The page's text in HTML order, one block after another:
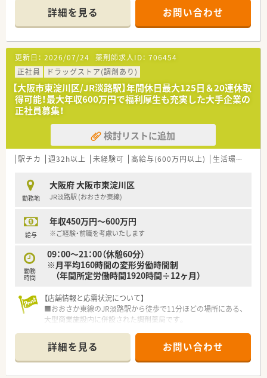
受けており、地域住民の健康を支える役割を担っています。
■同じ組織内の管理栄養士や看護師と連携しており、多職種との
交流を通じて幅広い知見を得られる魅力的な環境です。
【募集背景と求める人物像について】
■さらなるサービス向上を目指した増員募集であり、将来的に管
理薬剤師として活躍したい意欲的な方を急募しています。
■経験者はもちろん、チャレンジ精神が豊富な方や、チーム医療
の一員として周囲と協力して動ける方を求めています。
■患者様に寄り添う姿勢を大切にでき、新しい設備や多角的な事
業展開に興味を持って取り組める方を歓迎いたします。
【法人特徴について】
■大阪を中心に11店舗を展開し、訪問看護や卸業など8つの事業
を柱に持つ経営基盤が極めて安定している企業です。
による業務効率化と安全性の向上を追求しています。
■海外事業としてタイやマレーシアにも薬局を展開するなど、国
内に留まらないグローバルな視野を持つ法人組織です。
【求人情報について】
■想定年収は480万円から600万円の間で、これまでのご経験や
■管理薬剤師候補であれば550万円から650万円の提示も可能
で、40代までの方であれば年収交渉も行えます。
■週32時間勤務の準社員制度も導入されており、ライフスタイ
詳細を見る お問い合わせ
更新日： 2026/07/24 薬剤師求人ID： 706454
正社員
ドラッグストア(調剤あり)
【大阪市東淀川区/JR淡路駅】年間休日最大125日＆20連休取
得可能！最大年収600万円で福利厚生も充実した大手企業の
正社員募集！
検討リストに追加
駅チカ 週32h以上 未経験可 高給与(600万円以上) 生活環境充実
勤務地
大阪府 大阪市東淀川区
JR淡路駅 (おおさか東線)
給与
年収450万円～600万円
※ご経験・前職を考慮いたします
勤務
時間
09：00～21：00（休憩60分）
※月平均160時間の変形労働時間制
（年間所定労働時間1920時間÷12ヶ月）
【店舗情報と応需状況について】
■おおさか東線のJR淡路駅から徒歩で11分ほどの場所にある、
大型商業施設内に併設された調剤薬局です。
体的な科目については現在確認中となります。
■営業時間は月曜日から日曜日および祝日も含めて、毎日09:00
から21:00までとなっております。
詳細を見る お問い合わせ